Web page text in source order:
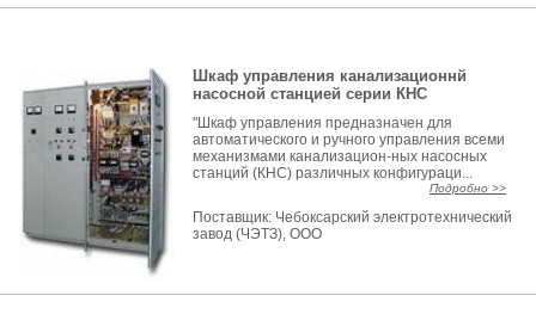
Шкаф управления канализационнй
насосной станцией серии КНС
"Шкаф управления предназначен для
автоматического и ручного управления всеми
механизмами канализацион-ных насосных
станций (КНС) различных конфигураци...
Подробно >>
Поставщик: Чебоксарский электротехнический
завод (ЧЭТЗ), ООО